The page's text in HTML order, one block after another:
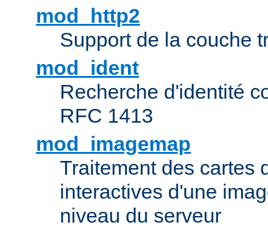
mod_http2
Support de la couche
mod_ident
Recherche d'identité
RFC 1413
mod_imagemap
Traitement des cartes
interactives d'une
niveau du serveur